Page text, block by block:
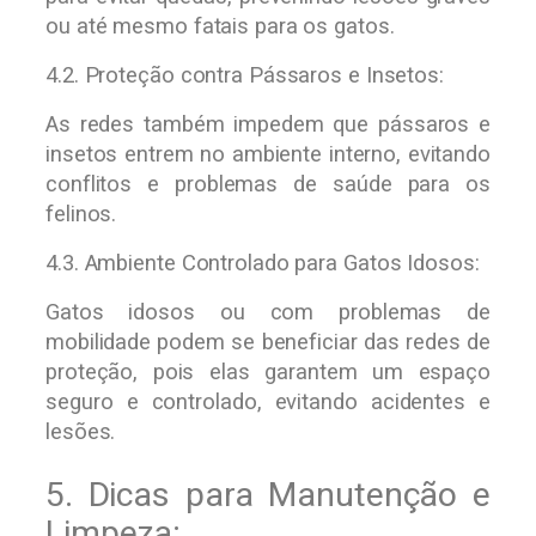
ou até mesmo fatais para os gatos.
4.2. Proteção contra Pássaros e Insetos:
As redes também impedem que pássaros e
insetos entrem no ambiente interno, evitando
conflitos e problemas de saúde para os
felinos.
4.3. Ambiente Controlado para Gatos Idosos:
Gatos idosos ou com problemas de
mobilidade podem se beneficiar das redes de
proteção, pois elas garantem um espaço
seguro e controlado, evitando acidentes e
lesões.
5. Dicas para Manutenção e